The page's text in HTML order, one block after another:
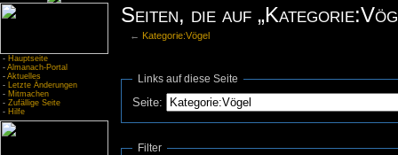
- Hauptseite
- Almanach-Portal
- Aktuelles
- Letzte Änderungen
- Mitmachen
- Zufällige Seite
- Hilfe
Seiten, die auf
← Kategorie:Vögel
Links auf diese Seite
Seite:
Filter